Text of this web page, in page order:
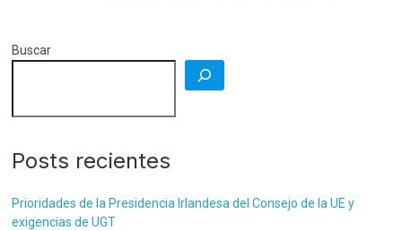
Buscar
Posts recientes
Prioridades de la Presidencia Irlandesa del Consejo de la UE y
exigencias de UGT